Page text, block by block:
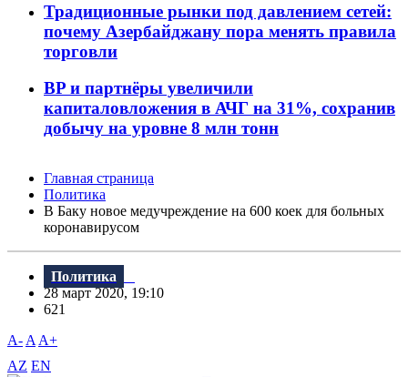
Традиционные рынки под давлением сетей:
почему Азербайджану пора менять правила
торговли
BP и партнёры увеличили
капиталовложения в АЧГ на 31%, сохранив
добычу на уровне 8 млн тонн
Главная страница
Политика
В Баку новое медучреждение на 600 коек для больных
коронавирусом
Политика
28 март 2020, 19:10
621
A- A A+
AZ EN